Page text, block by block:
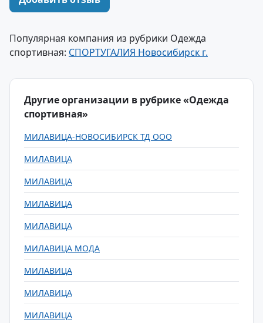
Популярная компания из рубрики Одежда
спортивная: СПОРТУГАЛИЯ Новосибирск г.
Другие организации в рубрике «Одежда
спортивная»
МИЛАВИЦА-НОВОСИБИРСК ТД ООО
МИЛАВИЦА
МИЛАВИЦА
МИЛАВИЦА
МИЛАВИЦА
МИЛАВИЦА МОДА
МИЛАВИЦА
МИЛАВИЦА
МИЛАВИЦА